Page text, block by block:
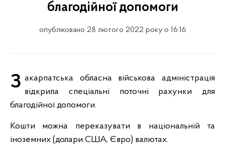
благодійної допомоги
опубліковано 28 лютого 2022 року о 16:16
Закарпатська обласна військова адміністрація відкрила спеціальні поточні рахунки для
благодійної допомоги.
Кошти можна переказувати в національній та
іноземних (долари США, Євро) валютах.